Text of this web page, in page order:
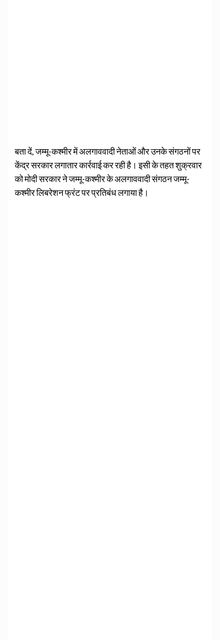
बता दें, जम्मू-कश्मीर में अलगाववादी नेताओं और उनके संगठनों पर
केंद्र सरकार लगातार कार्रवाई कर रही है। इसी के तहत शुक्रवार
को मोदी सरकार ने जम्मू-कश्मीर के अलगाववादी संगठन जम्मू-
कश्मीर लिबरेशन फ्रंट पर प्रतिबंध लगाया है।